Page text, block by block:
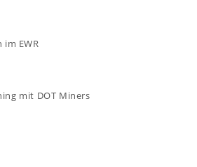
EWR
mit DOT Miners